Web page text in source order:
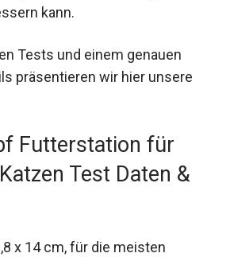
kann.
Tests und einem genauen
präsentieren wir hier unsere
Futterstation für
Test Daten &
x 14 cm, für die meisten